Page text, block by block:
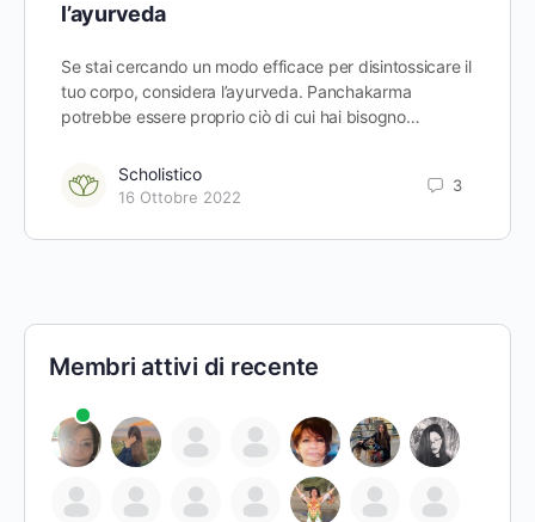
l’ayurveda
Se stai cercando un modo efficace per disintossicare il
tuo corpo, considera l’ayurveda. Panchakarma
potrebbe essere proprio ciò di cui hai bisogno…
Scholistico
16 Ottobre 2022
3
Membri attivi di recente